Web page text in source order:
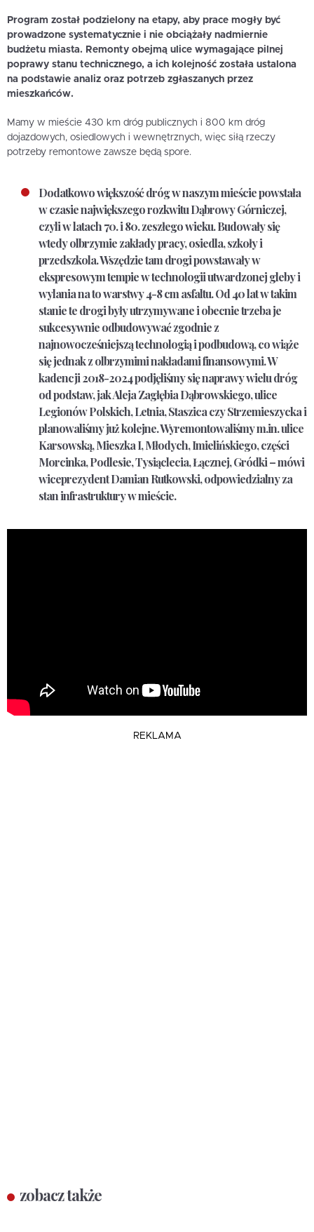
Program został podzielony na etapy, aby prace mogły być
prowadzone systematycznie i nie obciążały nadmiernie
budżetu miasta. Remonty obejmą ulice wymagające pilnej
poprawy stanu technicznego, a ich kolejność została ustalona
na podstawie analiz oraz potrzeb zgłaszanych przez
mieszkańców.
Mamy w mieście 430 km dróg publicznych i 800 km dróg
dojazdowych, osiedlowych i wewnętrznych, więc siłą rzeczy
potrzeby remontowe zawsze będą spore.
Dodatkowo większość dróg w naszym mieście powstała
w czasie największego rozkwitu Dąbrowy Górniczej,
czyli w latach 70. i 80. zeszłego wieku. Budowały się
wtedy olbrzymie zakłady pracy, osiedla, szkoły i
przedszkola. Wszędzie tam drogi powstawały w
ekspresowym tempie w technologii utwardzonej gleby i
wylania na to warstwy 4-8 cm asfaltu. Od 40 lat w takim
stanie te drogi były utrzymywane i obecnie trzeba je
sukcesywnie odbudowywać zgodnie z
najnowocześniejszą technologią i podbudową, co wiąże
się jednak z olbrzymimi nakładami finansowymi. W
kadencji 2018-2024 podjęliśmy się naprawy wielu dróg
od podstaw, jak Aleja Zagłębia Dąbrowskiego, ulice
Legionów Polskich, Letnia, Staszica czy Strzemieszycka i
planowaliśmy już kolejne. Wyremontowaliśmy m.in. ulice
Karsowską, Mieszka I, Młodych, Imielińskiego, części
Morcinka, Podlesie, Tysiąclecia, Łącznej, Gródki – mówi
wiceprezydent Damian Rutkowski, odpowiedzialny za
stan infrastruktury w mieście.
REKLAMA
zobacz także